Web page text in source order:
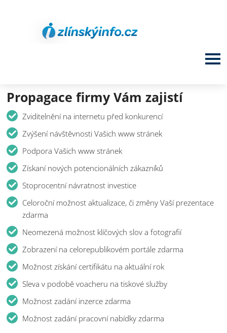
Propagace firmy Vám zajistí
Zviditelnění na internetu před konkurencí
Zvýšení návštěvnosti Vašich www stránek
Podpora Vašich www stránek
Získaní nových potencionálních zákazníků
Stoprocentní návratnost investice
Celoroční možnost aktualizace, či změny Vaší prezentace
zdarma
Neomezená možnost klíčových slov a fotografií
Zobrazení na celorepublikovém portále zdarma
Možnost získání certifikátu na aktuální rok
Sleva v podobě voacheru na tiskové služby
Možnost zadání inzerce zdarma
Možnost zadání pracovní nabídky zdarma